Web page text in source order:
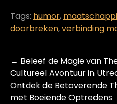
Tags: humor,
doorbreken,verbinding
Post
navigation
← Beleef de Magie van
Cultureel Avontuur in
Ontdek de Betoverende
met Boeiende Optredens